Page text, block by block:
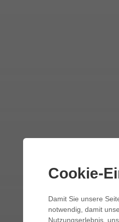
Cookie-
Damit Sie unsere
notwendig, damit
Nutzungserlebnis,